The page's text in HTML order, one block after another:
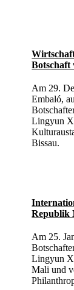
Botschaft
Am 29.
Embaló,
Lingyun
Bissau.
Republik
Am 25.
Lingyun
Mali und